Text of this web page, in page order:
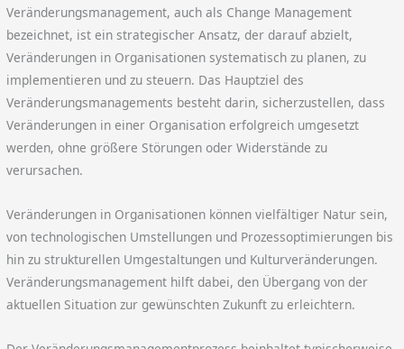
Veränderungsmanagement, auch als Change Management
bezeichnet, ist ein strategischer Ansatz, der darauf abzielt,
Veränderungen in Organisationen systematisch zu planen, zu
implementieren und zu steuern. Das Hauptziel des
Veränderungsmanagements besteht darin, sicherzustellen, dass
Veränderungen in einer Organisation erfolgreich umgesetzt
werden, ohne größere Störungen oder Widerstände zu
verursachen.
Veränderungen in Organisationen können vielfältiger Natur sein,
von technologischen Umstellungen und Prozessoptimierungen bis
hin zu strukturellen Umgestaltungen und Kulturveränderungen.
Veränderungsmanagement hilft dabei, den Übergang von der
aktuellen Situation zur gewünschten Zukunft zu erleichtern.